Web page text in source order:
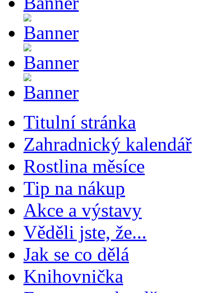
Titulní stránka
Zahradnický kalendář
Rostlina měsíce
Tip na nákup
Akce a výstavy
Věděli jste, že...
Jak se co dělá
Knihovnička